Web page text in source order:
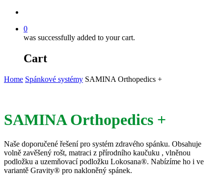
0
was successfully added to your cart.
Cart
Home Spánkové systémy SAMINA Orthopedics +
SAMINA Orthopedics +
Naše doporučené řešení pro systém zdravého spánku. Obsahuje
volně zavěšený rošt, matraci z přírodního kaučuku , vlněnou
podložku a uzemňovací podložku Lokosana®. Nabízíme ho i ve
variantě Gravity® pro nakloněný spánek.